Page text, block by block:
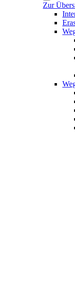
Zur